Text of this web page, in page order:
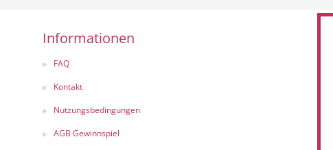
Informationen
FAQ
Kontakt
Nutzungsbedingungen
AGB Gewinnspiel